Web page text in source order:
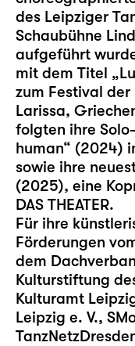
des Leipziger
Schaubühne
aufgeführt
mit dem Titel
zum Festival
Larissa,
folgten ihre
human“ (2024)
sowie ihre
(2025), eine
DAS THEATER.
Für ihre
Förderungen
dem
Kulturstiftung
Kulturamt
Leipzig e. V.,